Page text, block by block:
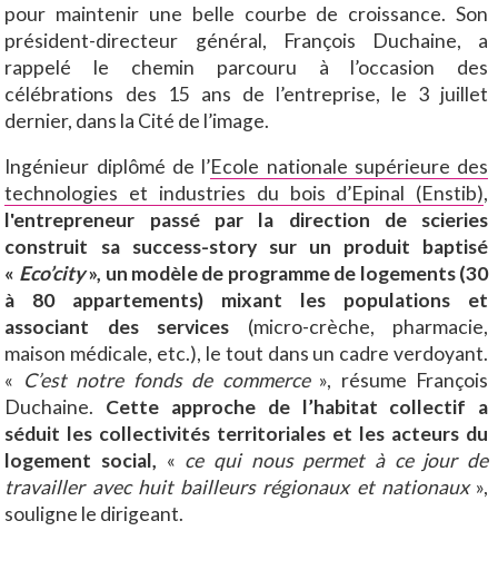
pour maintenir une belle courbe de croissance. Son
président-directeur général, François Duchaine, a
rappelé le chemin parcouru à l’occasion des
célébrations des 15 ans de l’entreprise, le 3 juillet
dernier, dans la Cité de l’image.
Ingénieur diplômé de l’Ecole nationale supérieure des
technologies et industries du bois d’Epinal (Enstib),
l'entrepreneur passé par la direction de scieries
construit sa success-story sur un produit baptisé
« Eco’city», un modèle de programme de logements (30
à 80 appartements) mixant les populations et
associant des services (micro-crèche, pharmacie,
maison médicale, etc.), le tout dans un cadre verdoyant.
« C’est notre fonds de commerce », résume François
Duchaine. Cette approche de l’habitat collectif a
séduit les collectivités territoriales et les acteurs du
logement social, « ce qui nous permet à ce jour de
travailler avec huit bailleurs régionaux et nationaux»,
souligne le dirigeant.